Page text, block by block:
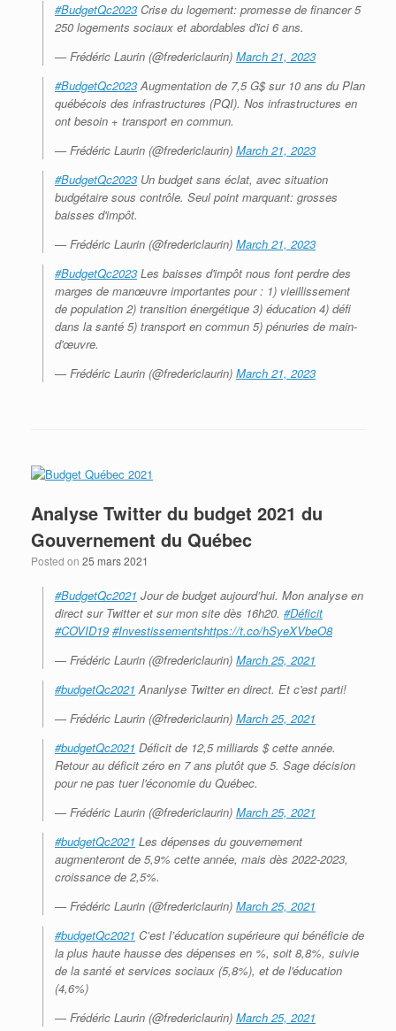
#BudgetQc2023 Crise du logement: promesse de financer 5
250 logements sociaux et abordables d'ici 6 ans.
— Frédéric Laurin (@fredericlaurin) March 21, 2023
#BudgetQc2023Augmentation de 7,5 G$ sur 10 ans du Plan
québécois des infrastructures (PQI). Nos infrastructures en
ont besoin + transport en commun.
— Frédéric Laurin (@fredericlaurin) March 21, 2023
#BudgetQc2023 Un budget sans éclat, avec situation
budgétaire sous contrôle. Seul point marquant: grosses
baisses d'impôt.
— Frédéric Laurin (@fredericlaurin) March 21, 2023
#BudgetQc2023 Les baisses d'impôt nous font perdre des
marges de manœuvre importantes pour : 1) vieillissement
de population 2) transition énergétique 3) éducation 4) défi
dans la santé 5) transport en commun 5) pénuries de main-
d'œuvre.
— Frédéric Laurin (@fredericlaurin) March 21, 2023
Analyse Twitter du budget 2021 du
Gouvernement du Québec
Posted on 25 mars 2021
#BudgetQc2021 Jour de budget aujourd’hui. Mon analyse en
direct sur Twitter et sur mon site dès 16h20. #Déficit
#COVID19 #Investissementshttps://t.co/hSyeXVbeO8
— Frédéric Laurin (@fredericlaurin) March 25, 2021
#budgetQc2021 Ananlyse Twitter en direct. Et c'est parti!
— Frédéric Laurin (@fredericlaurin) March 25, 2021
#budgetQc2021 Déficit de 12,5 milliards $ cette année.
Retour au déficit zéro en 7 ans plutôt que 5. Sage décision
pour ne pas tuer l'économie du Québec.
— Frédéric Laurin (@fredericlaurin) March 25, 2021
#budgetQc2021 Les dépenses du gouvernement
augmenteront de 5,9% cette année, mais dès 2022-2023,
croissance de 2,5%.
— Frédéric Laurin (@fredericlaurin) March 25, 2021
#budgetQc2021 C’est l’éducation supérieure qui bénéficie de
la plus haute hausse des dépenses en %, soit 8,8%, suivie
de la santé et services sociaux (5,8%), et de l'éducation
(4,6%)
— Frédéric Laurin (@fredericlaurin) March 25, 2021